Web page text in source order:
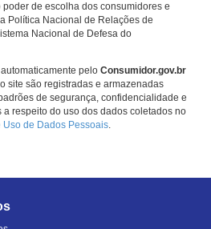
de escolha dos consumidores e
Política Nacional de Relações de
Nacional de Defesa do
pelo Consumidor.gov.br
site são registradas e armazenadas
de segurança, confidencialidade e
respeito do uso dos dados coletados no
Uso de Dados Pessoais.